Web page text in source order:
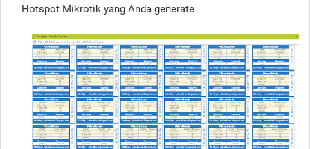
Hotspot Mikrotik yang Anda generate